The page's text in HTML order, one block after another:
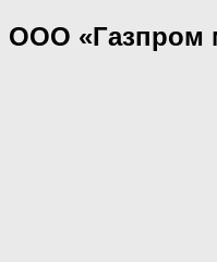
ООО «Газпром